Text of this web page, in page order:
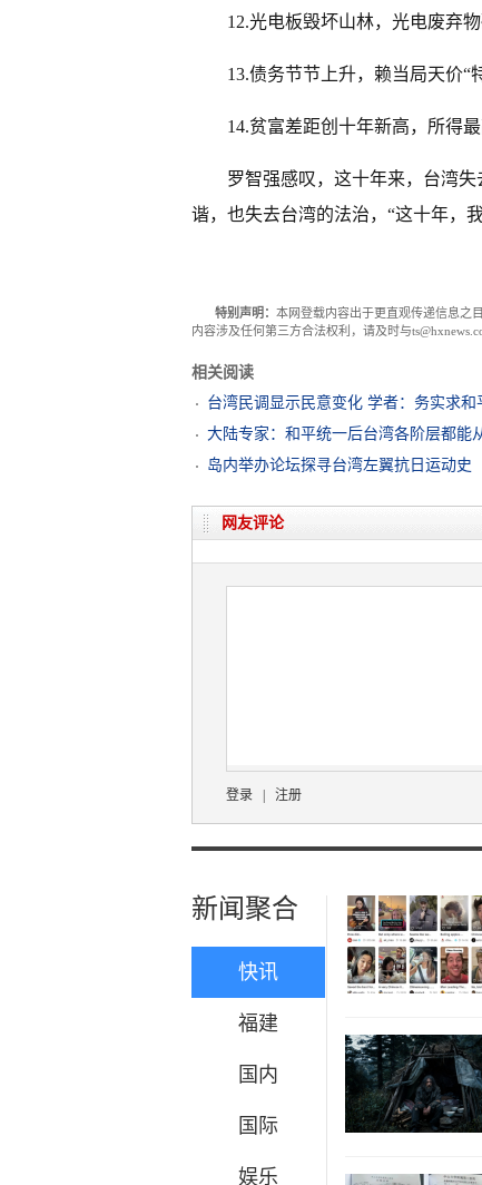
12.光电板毁坏山林，光电废弃物
13.债务节节上升，赖当局天价“
14.贫富差距创十年新高，所得
罗智强感叹，这十年来，台湾
谐，也失去台湾的法治，“这十年，
特别声明： 本网登载内容出于更直观传递信息之
内容涉及任何第三方合法权利，请及时与
相关阅读
台湾民调显示民意变化 学者：务实求
大陆专家：和平统一后台湾各阶层都能
岛内举办论坛探寻台湾左翼抗日运动史
网友评论
登录 注册
新闻聚合
快讯
福建
国内
国际
娱乐